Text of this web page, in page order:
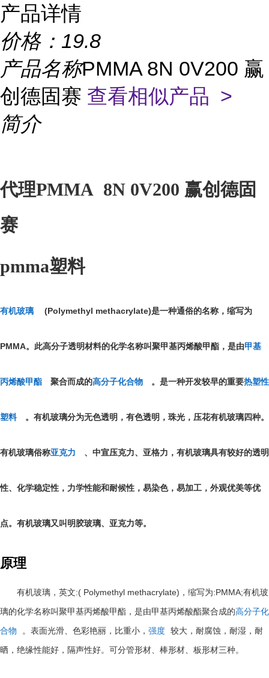
产品详情
价格： 19.8
产品名称PMMA 8N 0V200 赢
创德固赛 查看相似产品 >
简介
代理PMMA 8N 0V200 赢创德固
赛
pmma塑料
有机玻璃 (Polymethyl methacrylate)是一种通俗的名称，缩写为
PMMA。此高分子透明材料的化学名称叫聚甲基丙烯酸甲酯，是由甲基
丙烯酸甲酯 聚合而成的高分子化合物 。是一种开发较早的重要热塑性
塑料 。有机玻璃分为无色透明，有色透明，珠光，压花有机玻璃四种。
有机玻璃俗称亚克力 、中宣压克力、亚格力，有机玻璃具有较好的透明
性、化学稳定性，力学性能和耐候性，易染色，易加工，外观优美等优
点。有机玻璃又叫明胶玻璃、亚克力等。
原理
有机玻璃，英文:( Polymethyl methacrylate) ，缩写为:PMMA;有机玻
璃的化学名称叫聚甲基丙烯酸甲酯，是由甲基丙烯酸酯聚合成的高分子化
合物 。表面光滑、色彩艳丽，比重小， 强度 较大，耐腐蚀，耐湿，耐
晒，绝缘性能好，隔声性好。可分管形材、棒形材、板形材三种。